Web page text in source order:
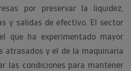
por preservar la liquidez,
y salidas de efectivo. El sector
que ha experimentado mayor
atrasados y el de la maquinaria
las condiciones para mantener